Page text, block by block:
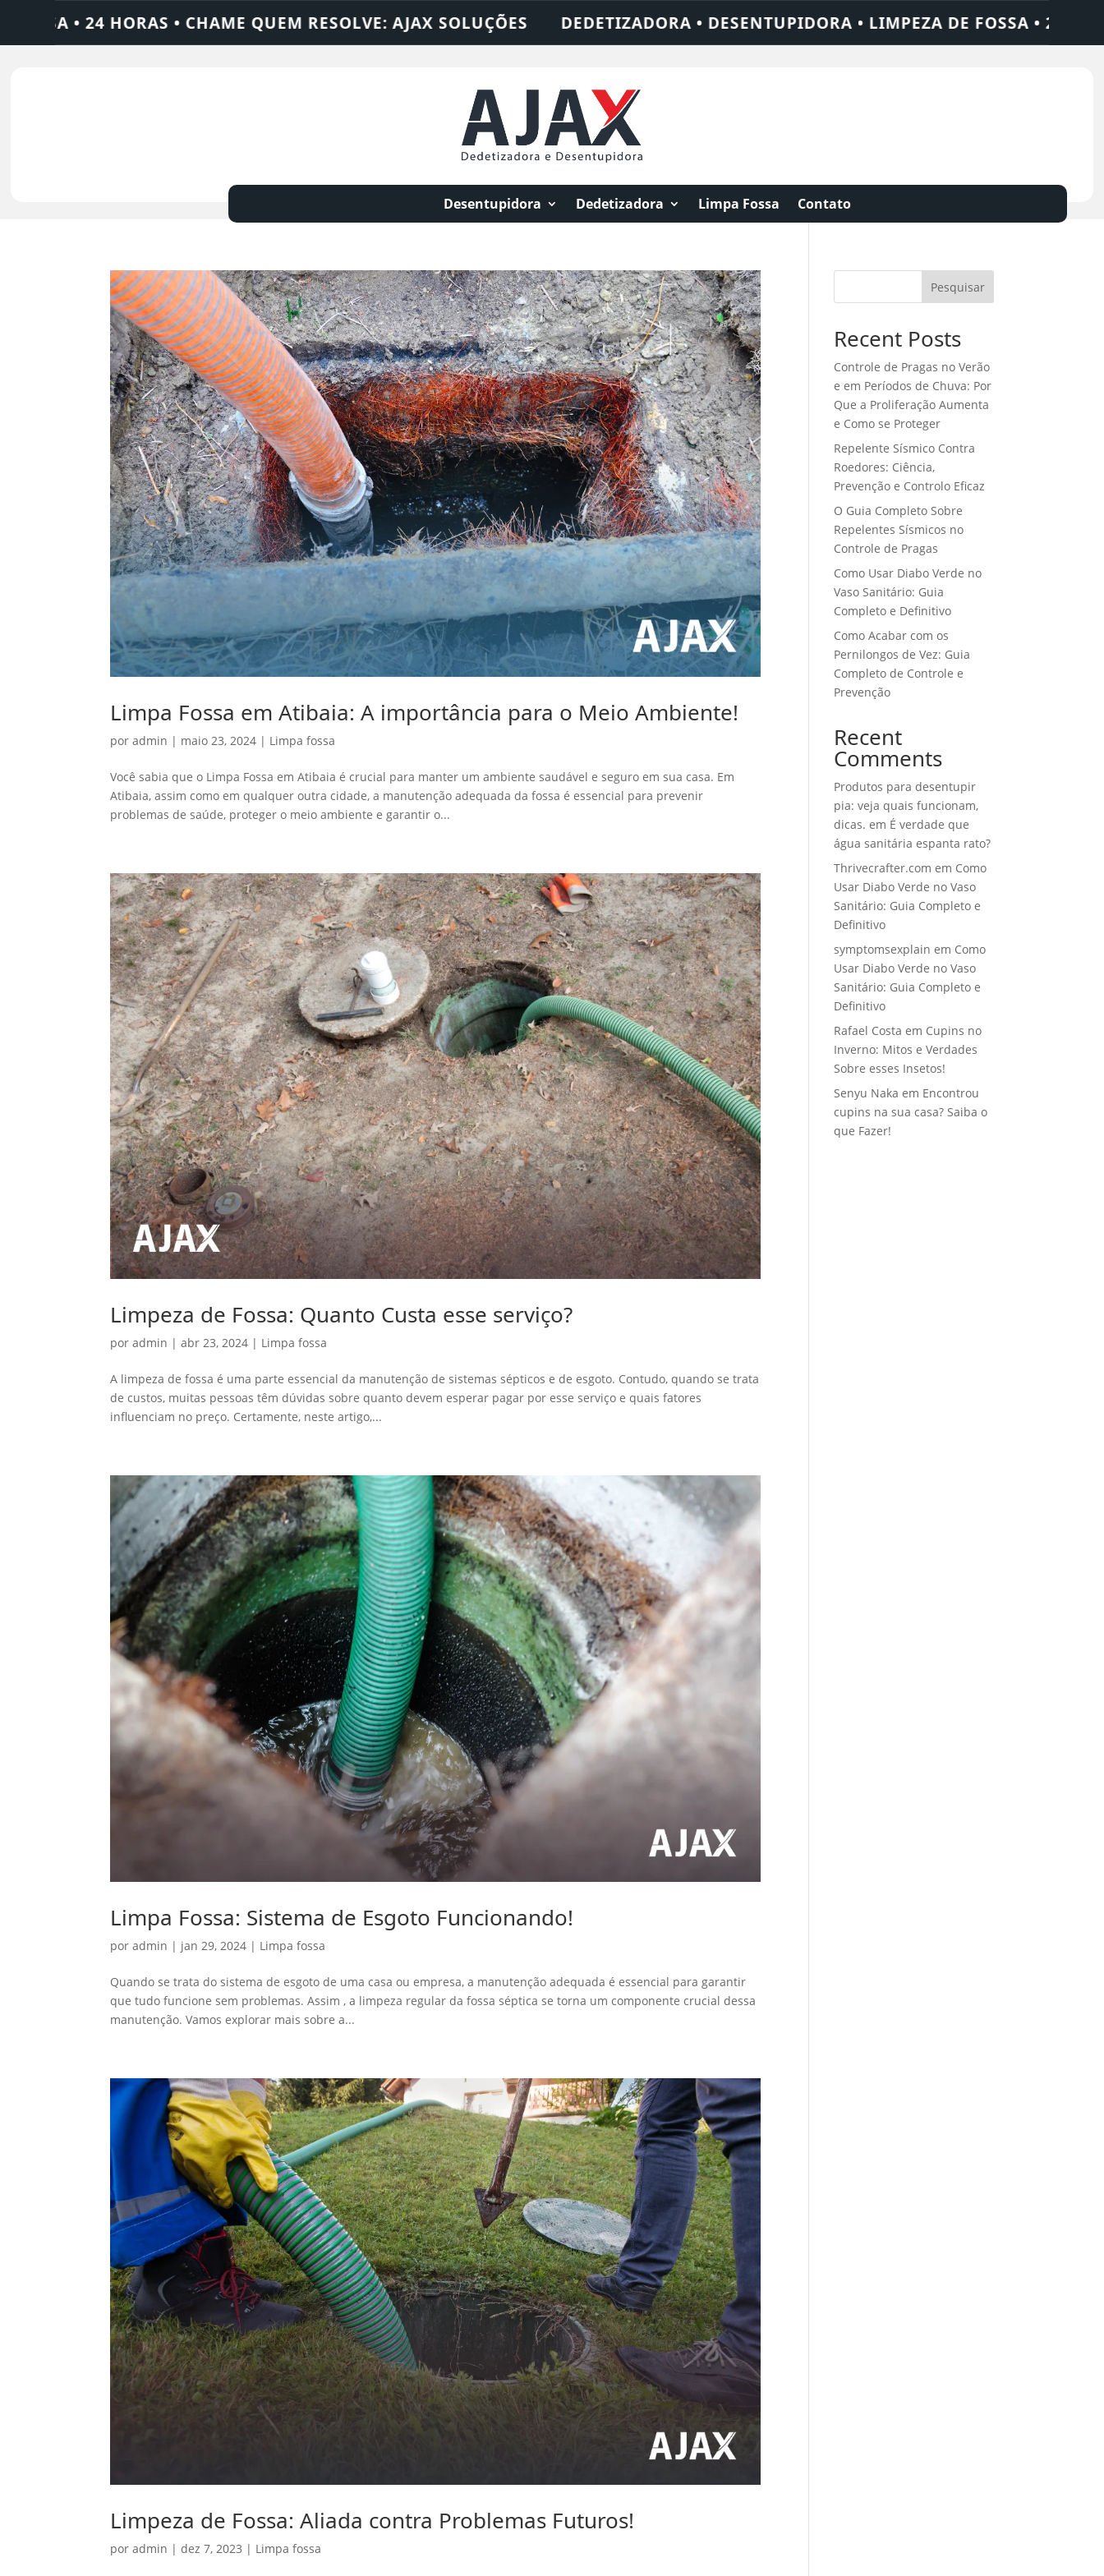
QUEM RESOLVE: AJAX SOLUÇÕES DEDETIZADORA • DESENTUPIDORA • LIMPEZA DE FOSSA • 24 HORAS • CHAME QUEM
Desentupidora Dedetizadora Limpa Fossa Contato
Limpa Fossa em Atibaia: A importância para o Meio Ambiente!
poradmin | maio 23, 2024 | Limpa fossa
Você sabia que o Limpa Fossa em Atibaia é crucial para manter um ambiente saudável e seguro em sua casa. Em
Atibaia, assim como em qualquer outra cidade, a manutenção adequada da fossa é essencial para prevenir
problemas de saúde, proteger o meio ambiente e garantir o...
Limpeza de Fossa: Quanto Custa esse serviço?
poradmin |abr 23, 2024 | Limpa fossa
A limpeza de fossa é uma parte essencial da manutenção de sistemas sépticos e de esgoto. Contudo, quando se trata
de custos, muitas pessoas têm dúvidas sobre quanto devem esperar pagar por esse serviço e quais fatores
influenciam no preço. Certamente, neste artigo,...
Limpa Fossa: Sistema de Esgoto Funcionando!
poradmin | jan 29, 2024 | Limpa fossa
Quando se trata do sistema de esgoto de uma casa ou empresa, a manutenção adequada é essencial para garantir
que tudo funcione sem problemas. Assim , a limpeza regular da fossa séptica se torna um componente crucial dessa
manutenção. Vamos explorar mais sobre a...
Limpeza de Fossa: Aliada contra Problemas Futuros!
poradmin |dez 7, 2023 | Limpa fossa
Pesquisar
Recent Posts
Controle de Pragas no Verão
e em Períodos de Chuva: Por
Que a Proliferação Aumenta
e Como se Proteger
Repelente Sísmico Contra
Roedores: Ciência,
Prevenção e Controlo Eficaz
O Guia Completo Sobre
Repelentes Sísmicos no
Controle de Pragas
Como Usar Diabo Verde no
Vaso Sanitário: Guia
Completo e Definitivo
Como Acabar com os
Pernilongos de Vez: Guia
Completo de Controle e
Prevenção
Recent
Comments
Produtos para desentupir
pia: veja quais funcionam,
dicas. em É verdade que
água sanitária espanta rato?
Thrivecrafter.com em Como
Usar Diabo Verde no Vaso
Sanitário: Guia Completo e
Definitivo
symptomsexplain em Como
Usar Diabo Verde no Vaso
Sanitário: Guia Completo e
Definitivo
Rafael Costa em Cupins no
Inverno: Mitos e Verdades
Sobre esses Insetos!
Senyu Naka em Encontrou
cupins na sua casa? Saiba o
que Fazer!